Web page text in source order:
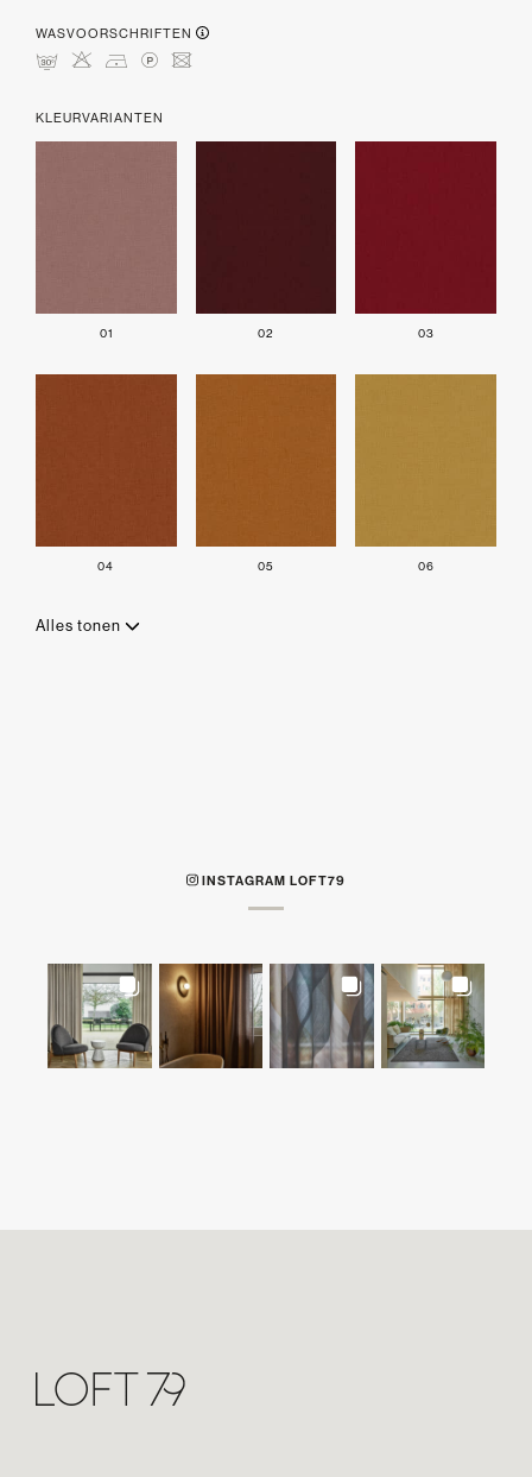
WASVOORSCHRIFTEN
mHDLU
KLEURVARIANTEN
01 02 03
04 05 06
Alles tonen
INSTAGRAM LOFT79